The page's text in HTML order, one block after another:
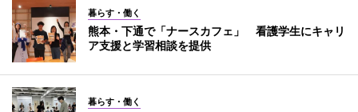
暮らす・働く
熊本・下通で「ナースカフェ」 看護学生にキャリ
ア支援と学習相談を提供
暮らす・働く